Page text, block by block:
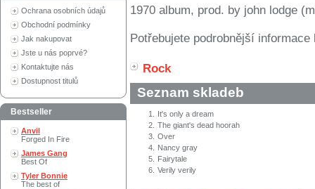
Ochrana osobních údajů
Obchodní podmínky
Jak nakupovat
Jste u nás poprvé?
Kontaktujte nás
Dostupnost titulů
Bestseller
Anvil
Forged In Fire
James Gang
Best Of
Tyler Bonnie
The best of
1970 album, prod. by john lodge
Potřebujete podrobnější
Rock
Seznam skladeb
1.
It's only a dream
2. The giant's dead hoorah
3. Over
4.
Nancy gray
5.
Fairytale
6. Verily verily